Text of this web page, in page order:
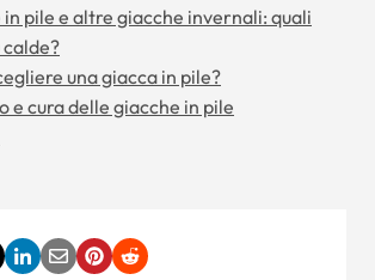
in pile e altre giacche invernali: quali
calde?
una giacca in pile?
e cura delle giacche in pile